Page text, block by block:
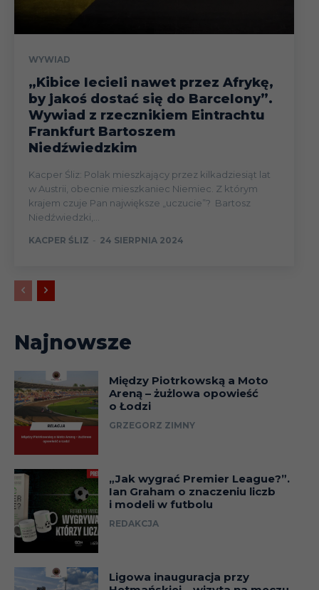
WYWIAD
„Kibice lecieli nawet przez Afrykę,
by jakoś dostać się do Barcelony”.
Wywiad z rzecznikiem Eintrachtu
Frankfurt Bartoszem
Niedźwiedzkim
Kacper Śliz: Polak mieszkający przez kilkadziesiąt lat
w Austrii, obecnie mieszkaniec Niemiec. Z którym
krajem czuje Pan największe „uczucie”? Bartosz
Niedźwiedzki,...
KACPER ŚLIZ - 24 SIERPNIA 2024
Najnowsze
Między Piotrkowską a Moto
Areną – żużlowa opowieść
o Łodzi
GRZEGORZ ZIMNY
„Jak wygrać Premier League?”.
Ian Graham o znaczeniu liczb
i modeli w futbolu
REDAKCJA
Ligowa inauguracja przy